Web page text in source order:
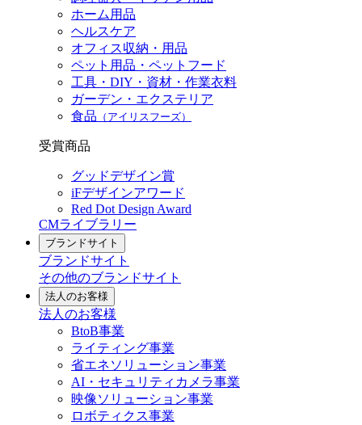
ホーム用品
ヘルスケア
オフィス収納・用品
ペット用品・ペットフード
工具・DIY・資材・作業衣料
ガーデン・エクステリア
食品 （アイリスフーズ）
受賞商品
グッドデザイン賞
iFデザインアワード
Red Dot Design Award
CMライブラリー
ブランドサイト
ブランドサイト
その他のブランドサイト
法人のお客様
法人のお客様
BtoB事業
ライティング事業
省エネソリューション事業
AI・セキュリティカメラ事業
映像ソリューション事業
ロボティクス事業